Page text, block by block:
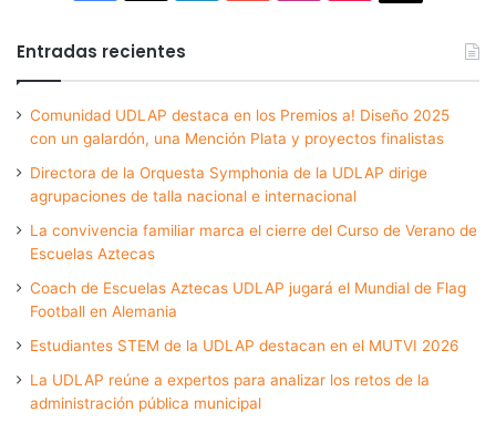
Entradas recientes
Comunidad UDLAP destaca en los Premios a! Diseño 2025
con un galardón, una Mención Plata y proyectos finalistas
Directora de la Orquesta Symphonia de la UDLAP dirige
agrupaciones de talla nacional e internacional
La convivencia familiar marca el cierre del Curso de Verano de
Escuelas Aztecas
Coach de Escuelas Aztecas UDLAP jugará el Mundial de Flag
Football en Alemania
Estudiantes STEM de la UDLAP destacan en el MUTVI 2026
La UDLAP reúne a expertos para analizar los retos de la
administración pública municipal